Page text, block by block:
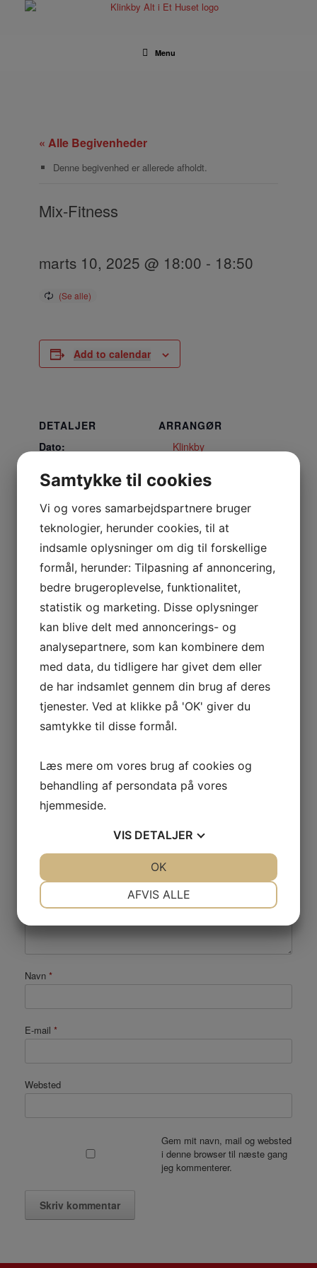
Menu
« Alle Begivenheder
Denne begivenhed er allerede afholdt.
Mix-Fitness
marts 10, 2025 @ 18:00 - 18:50
Add to calendar
DETALJER
Dato:
Tidspunkt:
18:00 - 18:50
STED
Alt i et Huset
Nejrupvej 2B
Lemvig , 7620 Denmark + Google Maps
ARRANGØR
Klinkby
Badminton Herre Gymnastik
Skriv et svar
Din e-mailadresse vil ikke blive publiceret. Krævede felter er markeret med
Navn *
E-mail *
Websted
Gem mit navn, mail og websted
i denne browser til næste gang
jeg kommenterer.
Samtykke til cookies
Vi og vores samarbejdspartnere bruger
teknologier, herunder cookies, til at
indsamle oplysninger om dig til forskellige
formål, herunder: Tilpasning af annoncering,
bedre brugeroplevelse, funktionalitet,
statistik og marketing. Disse oplysninger
kan blive delt med annoncerings- og
analysepartnere, som kan kombinere dem
med data, du tidligere har givet dem eller
de har indsamlet gennem din brug af deres
tjenester. Ved at klikke på 'OK' giver du
samtykke til disse formål.
Læs mere om vores brug af cookies og
behandling af persondata på vores
hjemmeside.
VIS DETALJER
AFVIS ALLE
OK